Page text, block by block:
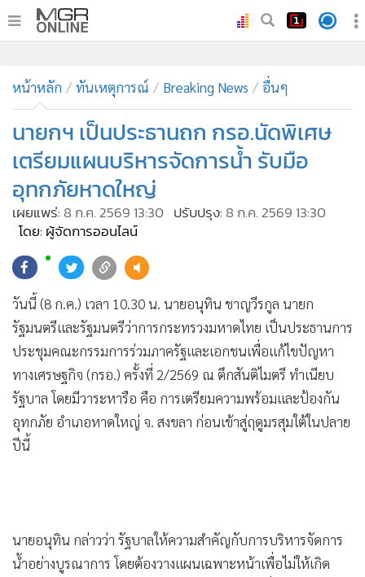
• ทันเหตุการณ์
• ภาคใต้
• ภูมิภาค
• Online Section
• บันเทิง
• ผู้จัดการรายวัน
คอลัมนิสต์
• ละคร
CbizReview
• Cyber BIZ
ผู้จัดกวน
Good health & Well-being
•
Green Innovation & SD
• Management & HR
• MGR Live
• กีฬา
• ต่างประเทศ
หน้าหลัก ทันเหตุการณ์ Breaking News อื่นๆ
นายกฯ เป็นประธานถก กรอ.นัดพิเศษ
เตรียมแผนบริหารจัดการน้ำ รับมือ
อุทกภัยหาดใหญ่
เผยแพร่: 8 ก.ค. 2569 13:30 ปรับปรุง: 8 ก.ค. 2569 13:30
โดย: ผู้จัดการออนไลน์
วันนี้ (8 ก.ค.) เวลา 10.30 น. นายอนุทิน ชาญวีรกูล นายก
รัฐมนตรีและรัฐมนตรีว่าการกระทรวงมหาดไทย เป็นประธานการ
ประชุมคณะกรรมการร่วมภาครัฐและเอกชนเพื่อแก้ไขปัญหา
ทางเศรษฐกิจ (กรอ.) ครั้งที่ 2/2569 ณ ตึกสันติไมตรี ทำเนียบ
รัฐบาล โดยมีวาระหารือ คือ การเตรียมความพร้อมและป้องกัน
อุทกภัย อำเภอหาดใหญ่ จ. สงขลา ก่อนเข้าสู่ฤดูมรสุมใต้ในปลาย
ปีนี้
นายอนุทิน กล่าวว่า รัฐบาลให้ความสำคัญกับการบริหารจัดการ
น้ำอย่างบูรณาการ โดยต้องวางแผนเฉพาะหน้าเพื่อไม่ให้เกิด